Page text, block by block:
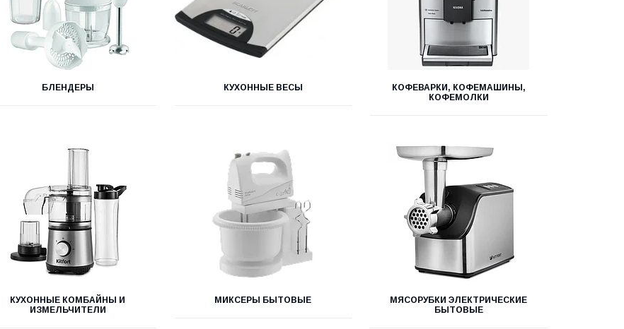
БЛЕНДЕРЫ КУХОННЫЕ ВЕСЫ
КОФЕВАРКИ, КОФЕМАШИНЫ,
КОФЕМОЛКИ
КУХОННЫЕ КОМБАЙНЫ И
ИЗМЕЛЬЧИТЕЛИ
МИКСЕРЫ БЫТОВЫЕ
МЯСОРУБКИ ЭЛЕКТРИЧЕСКИЕ
БЫТОВЫЕ